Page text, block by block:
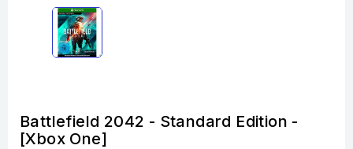
Battlefield 2042 - Standard Edition -
[Xbox One]